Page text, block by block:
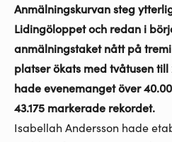
Anmälningskurvan steg
Lidingöloppet och redan i
anmälningstaket nått på
platser ökats med tvåtusen
hade evenemanget över
43.175 markerade rekordet.
Isabellah Andersson hade